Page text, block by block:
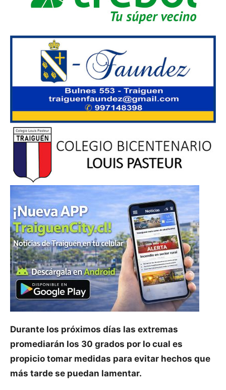
Durante los próximos días las extremas
promediarán los 30 grados por lo cual es
propicio tomar medidas para evitar hechos que
más tarde se puedan lamentar.